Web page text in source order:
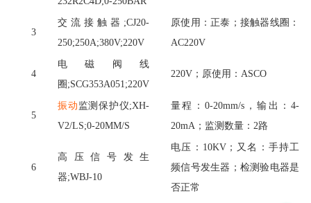
3
交流接触器 ;CJ20-
250;250A;380V;220V
原使用：正泰；接触器线圈：
AC220V
4
电磁阀线
圈 ;SCG353A051;220V
220V；原使用：ASCO
5
振动 监测保护仪;XH-
V2/LS;0-20MM/S
量程： 0-20mm/s，输出：4-
20mA；监测数量：2路
6
高压信号发生
器;WBJ-10
电压： 10KV；又名：手持工
频信号发生器；检测验电器是
否正常